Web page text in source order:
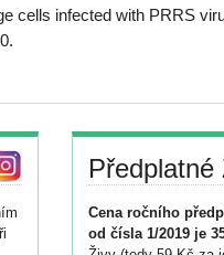
cells infected with PRRS
.
Předplatné
Cena ročního
od čísla 1/2019 je